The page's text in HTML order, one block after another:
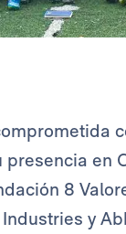
en
8
y